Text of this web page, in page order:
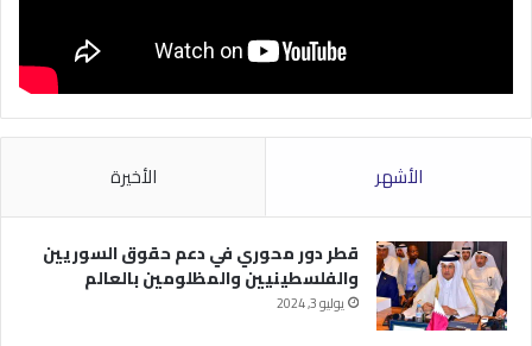
الأشهر الأخيرة
قطر دور محوري في دعم حقوق السوريين
والفلسطينيين والمظلومين بالعالم
يوليو 3, 2024